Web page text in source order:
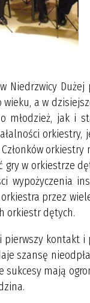
Niedrzwicy
a w
młodzież, jak i
w orkiestrze
wypożyczenia
przez
orkiestr dętych.
kontakt i
szansę
mają